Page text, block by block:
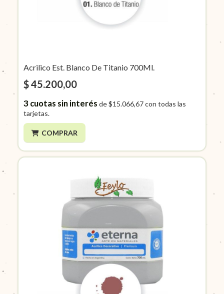
Acrilico Est. Blanco De Titanio 700Ml.
$ 45.200,00
3cuotas sin interés de$15.066,67con todas las
tarjetas.
COMPRAR